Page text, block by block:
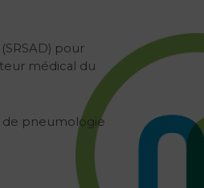
pour
médical du
pneumologie